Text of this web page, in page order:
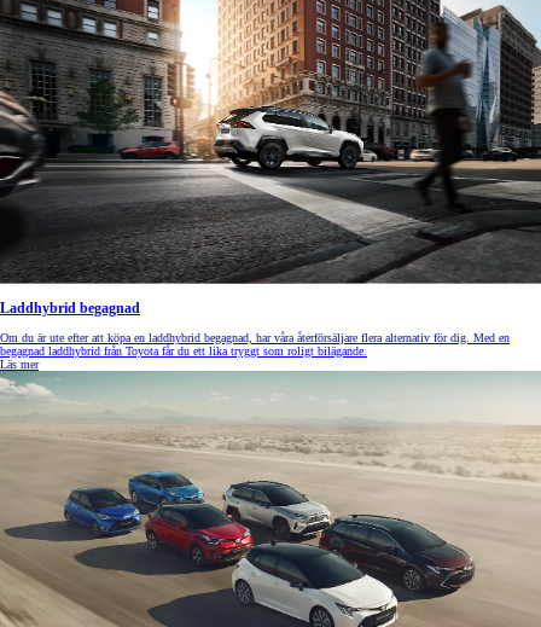
Laddhybrid begagnad
Om du är ute efter att köpa en laddhybrid begagnad, har våra återförsäljare flera alternativ för dig. Med en
begagnad laddhybrid från Toyota får du ett lika tryggt som roligt bilägande.
Läs mer